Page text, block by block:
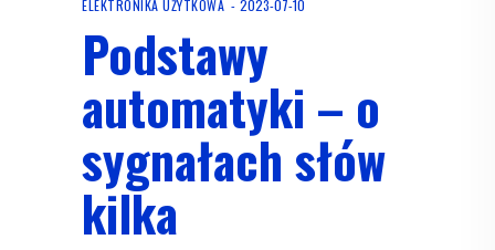
ELEKTRONIKA UŻYTKOWA 2023-07-10
Podstawy
automatyki – o
sygnałach słów
kilka